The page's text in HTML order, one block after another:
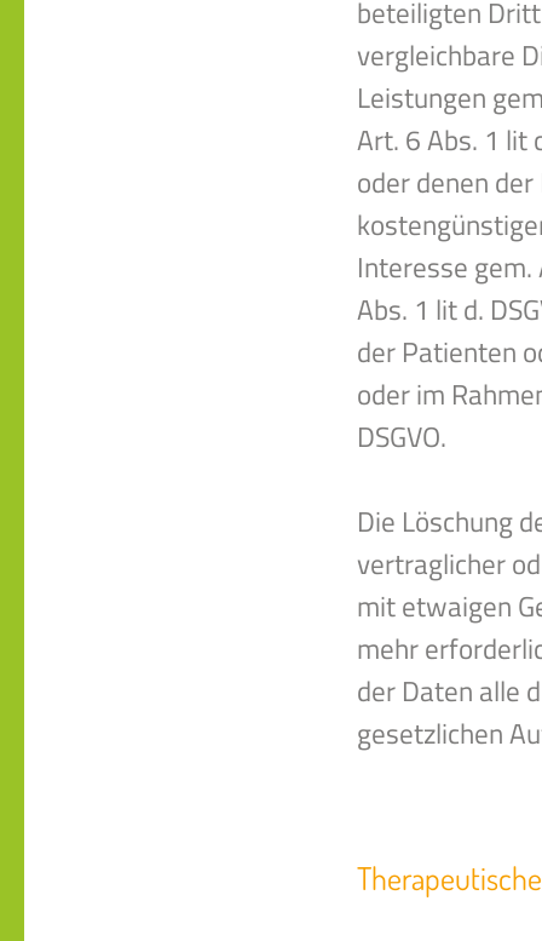
beteiligten
vergleichbare
Leistungen
Art. 6 Abs. 1 lit
oder denen
Interesse gem.
Abs. 1 lit d.
der Patienten
oder im
DSGVO.
Die Löschung
vertraglicher
mit etwaigen
mehr
der Daten alle
gesetzlichen